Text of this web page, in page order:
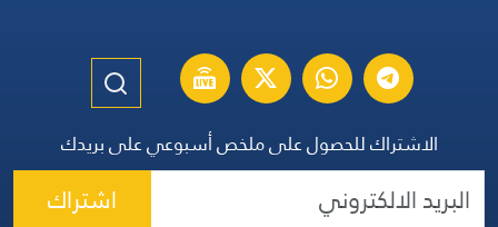
الاشتراك للحصول على ملخص أسبوعي على بريدك
اشتراك